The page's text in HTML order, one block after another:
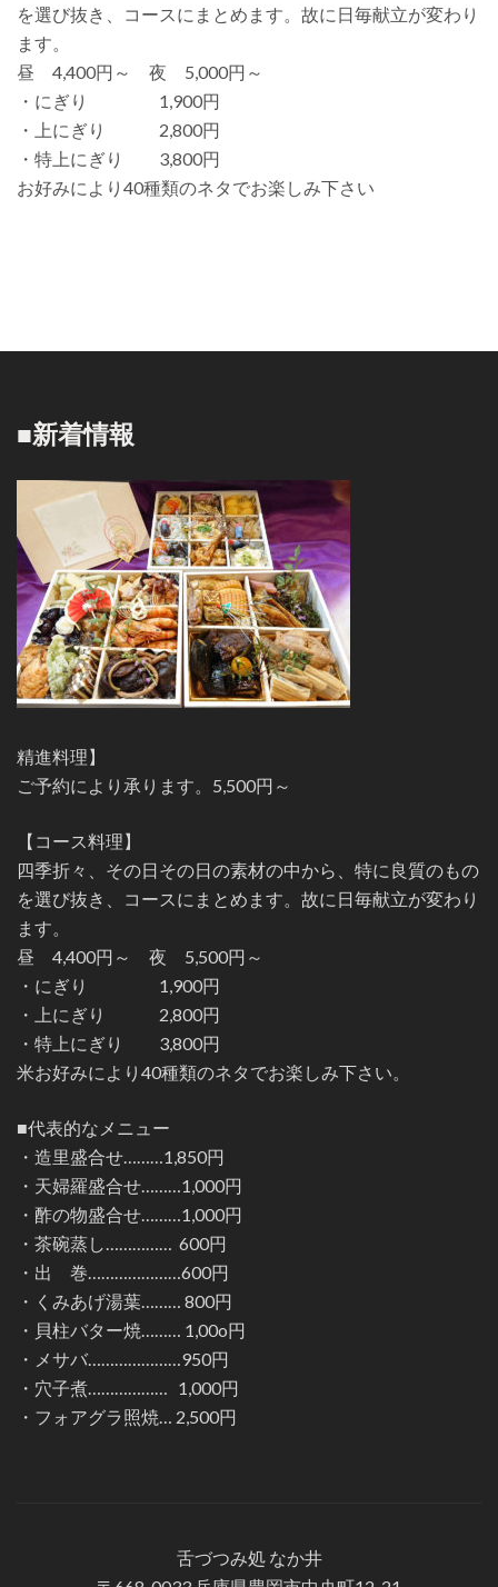
を選び抜き、コースにまとめます。故に日毎献立が変わり
ます。
昼 4,400円～ 夜 5,000円～
・にぎり 1,900円
・上にぎり 2,800円
・特上にぎり 3,800円
お好みにより40種類のネタでお楽しみ下さい
■新着情報
精進料理】
ご予約により承ります。5,500円～
【コース料理】
四季折々、その日その日の素材の中から、特に良質のもの
を選び抜き、コースにまとめます。故に日毎献立が変わり
ます。
昼 4,400円～ 夜 5,500円～
・にぎり 1,900円
・上にぎり 2,800円
・特上にぎり 3,800円
米お好みにより40種類のネタでお楽しみ下さい。
■代表的なメニュー
・造里盛合せ………1,850円
・天婦羅盛合せ………1,000円
・酢の物盛合せ………1,000円
・茶碗蒸し…………… 600円
・出 巻…………………600円
・くみあげ湯葉……… 800円
・貝柱バター焼……… 1,00o円
・メサバ…………………950円
・穴子煮……………… 1,000円
・フォアグラ照焼… 2,500円
舌づつみ処 なか井